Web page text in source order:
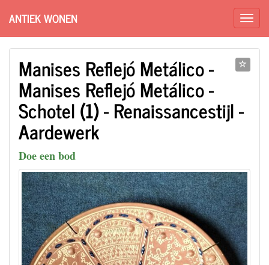
ANTIEK WONEN
Manises Reflejó Metálico -
Manises Reflejó Metálico -
Schotel (1) - Renaissancestijl -
Aardewerk
Doe een bod